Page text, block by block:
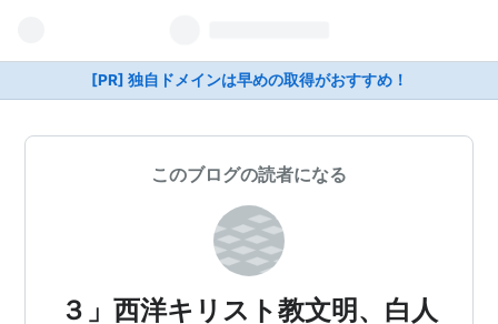
[PR] 独自ドメインは早めの取得がおすすめ！
このブログの読者になる
３」西洋キリスト教文明、白人